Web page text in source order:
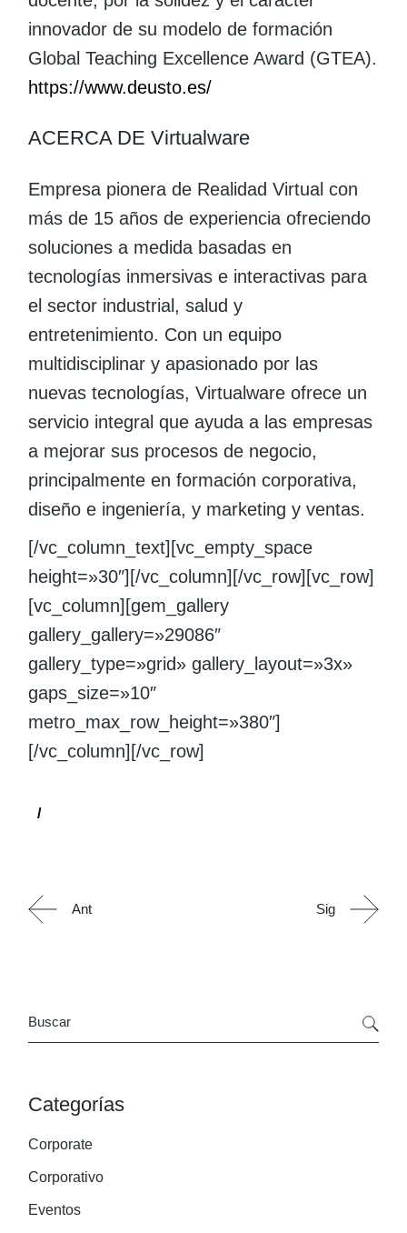
innovador de su modelo de formación
Global Teaching Excellence Award (GTEA).
https://www.deusto.es/
ACERCA DE Virtualware
Empresa pionera de Realidad Virtual con
más de 15 años de experiencia ofreciendo
soluciones a medida basadas en
tecnologías inmersivas e interactivas para
el sector industrial, salud y
entretenimiento. Con un equipo
multidisciplinar y apasionado por las
nuevas tecnologías, Virtualware ofrece un
servicio integral que ayuda a las empresas
a mejorar sus procesos de negocio,
principalmente en formación corporativa,
diseño e ingeniería, y marketing y ventas.
[/vc_column_text][vc_empty_space
height=»30″][/vc_column][/vc_row][vc_row]
[vc_column][gem_gallery
gallery_gallery=»29086″
gallery_type=»grid» gallery_layout=»3x»
gaps_size=»10″
metro_max_row_height=»380″]
[/vc_column][/vc_row]
Ant Sig
Search
Categorías
Corporate
Corporativo
Eventos